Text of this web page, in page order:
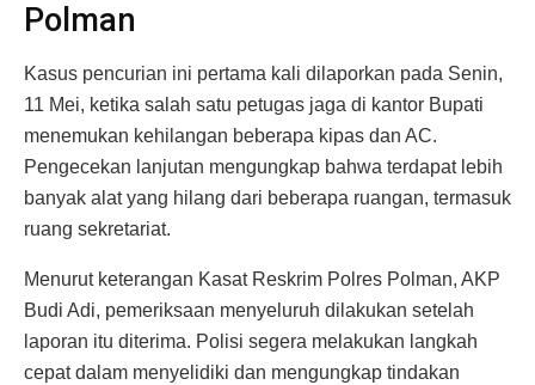
Polman
Kasus pencurian ini pertama kali dilaporkan pada Senin,
11 Mei, ketika salah satu petugas jaga di kantor Bupati
menemukan kehilangan beberapa kipas dan AC.
Pengecekan lanjutan mengungkap bahwa terdapat lebih
banyak alat yang hilang dari beberapa ruangan, termasuk
ruang sekretariat.
Menurut keterangan Kasat Reskrim Polres Polman, AKP
Budi Adi, pemeriksaan menyeluruh dilakukan setelah
laporan itu diterima. Polisi segera melakukan langkah
cepat dalam menyelidiki dan mengungkap tindakan